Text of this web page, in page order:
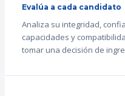
Evalúa a cada candidato
Analiza su integridad,
capacidades y
tomar una decisión de